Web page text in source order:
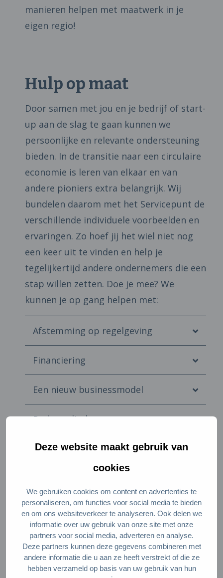
Deze website maakt gebruik van
cookies
We gebruiken cookies om content en advertenties te
personaliseren, om functies voor social media te bieden
en om ons websiteverkeer te analyseren. Ook delen we
informatie over uw gebruik van onze site met onze
partners voor social media, adverteren en analyse.
Deze partners kunnen deze gegevens combineren met
andere informatie die u aan ze heeft verstrekt of die ze
hebben verzameld op basis van uw gebruik van hun
manieren helpen met maatwerk in je
eigen regio!
Hulp op maat
Door samen met jou en je bedrijf of start-
up aan de slag te gaan kunnen we
persoonlijke en relevante ondersteuning
bieden. In de transitie naar een circulaire
economie is leren van elkaar en van
andere pioniers extra belangrijk. Wij
bundelen daarom met het Servicepunt de
verschillende individuele voorbeelden en
ervaringen. Zo hoef jij het wiel niet nog
een keer uit te vinden en help je
tegelijkertijd andere ondernemers die een
stap willen zetten. Doe je mee? We
kunnen je op gang helpen met:
Afstemming op regelgeving
Financiering
Een nieuw businessmodel
De benodigde
Vraagcreatie en marketing
Doe je mee?